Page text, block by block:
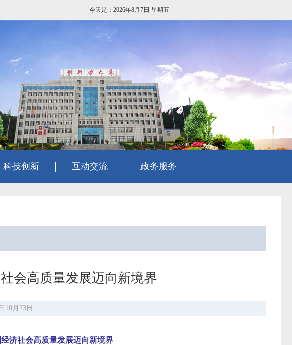
今天是：2026年8月7日 星期五
科技创新 互动交流 政务服务
会高质量发展迈向新境界
10月23日
济社会高质量发展迈向新境界